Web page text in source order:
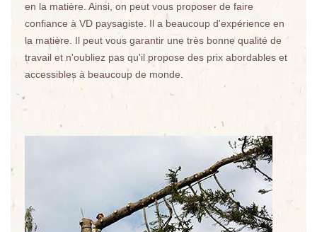
en la matière. Ainsi, on peut vous proposer de faire
confiance à VD paysagiste. Il a beaucoup d'expérience en
la matière. Il peut vous garantir une très bonne qualité de
travail et n'oubliez pas qu'il propose des prix abordables et
accessibles à beaucoup de monde.